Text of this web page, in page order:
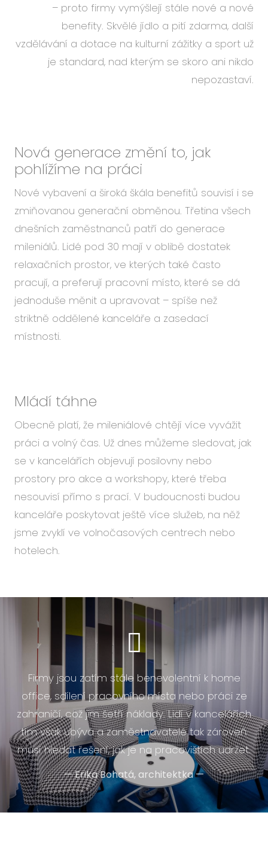
– proto firmy vymýšlejí stále nové a nové
benefity. Skvělé jídlo a pití zdarma, další
vzdělávání a dotace na kulturní zážitky a sport už
je standard, nad kterým se skoro ani nikdo
nepozastaví.
Nová generace změní to, jak
pohlížíme na práci
Nové vybavení a široká škála benefitů souvisí i se
zmiňovanou generační obměnou. Třetina všech
dnešních zaměstnanců patří do generace
mileniálů. Lidé pod 30 mají v oblibě dostatek
relaxačních prostor, ve kterých také často
pracují, a preferují pracovní místo, které se dá
jednoduše měnit a upravovat – spíše než
striktně oddělené kanceláře a zasedací
místnosti.
Mládí táhne
Obecně platí, že mileniálové chtějí více vyvážit
práci a volný čas. Už dnes můžeme sledovat, jak
se v kancelářích objevují posilovny nebo
prostory pro akce a workshopy, které třeba
nesouvisí přímo s prací. V budoucnosti budou
kanceláře poskytovat ještě více služeb, na něž
jsme zvyklí ve volnočasových centrech nebo
hotelech.
Firmy jsou zatím stále benevolentní k home
office, sdílení pracovního místa nebo práci ze
zahraničí, což jim šetří náklady. Lidí v kancelářích
tím však ubývá a zaměstnavatelé tak zároveň
musí hledat řešení, jak je na pracovištích udržet.
—Erika Bohatá, architektka—